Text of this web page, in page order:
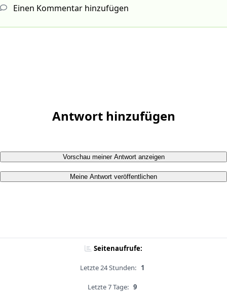
Einen Kommentar hinzufügen
Antwort hinzufügen
Vorschau meiner Antwort anzeigen
Meine Antwort veröffentlichen
Seitenaufrufe:
Letzte 24 Stunden: 1
Letzte 7 Tage: 9